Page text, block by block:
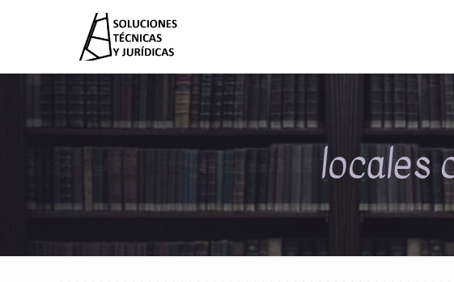
locales